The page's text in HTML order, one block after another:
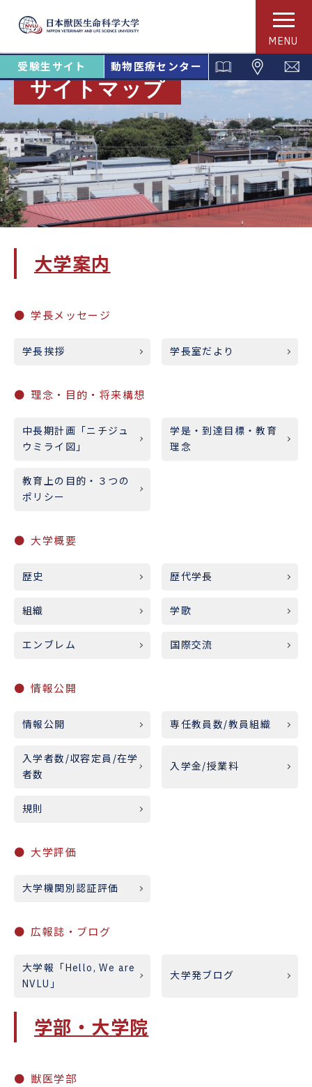
MENU
受験生サイト 動物医療センター
サイトマップ
大学案内
学長メッセージ
学長挨拶 学長室だより
理念・目的・将来構想
中長期計画「ニチジュ
ウミライ図」
学是・到達目標・教育
理念
教育上の目的・３つの
ポリシー
大学概要
歴史 歴代学長
組織 学歌
エンブレム 国際交流
情報公開
情報公開 専任教員数/教員組織
入学者数/収容定員/在学
者数
入学金/授業料
規則
大学評価
大学機関別認証評価
広報誌・ブログ
大学報「Hello, We are
NVLU」
大学発ブログ
学部・大学院
獣医学部